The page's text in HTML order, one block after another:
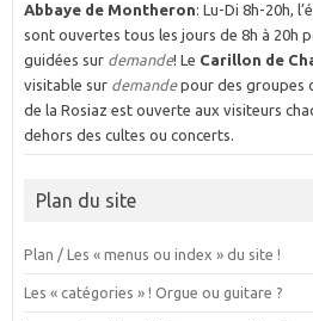
Abbaye de Montheron: Lu-Di 8h-20h,
sont ouvertes tous les jours de 8h à 20h
guidées sur demande! Le Carillon de
visitable sur demandepour des groupes
de la Rosiaz est ouverte aux visiteurs
dehors des cultes ou concerts.
Plan du site
Plan / Les « menus ou index » du site !
Les « catégories » ! Orgue ou guitare ?